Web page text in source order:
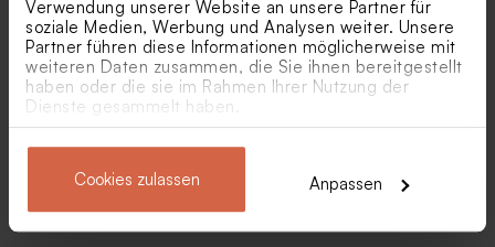
Verwendung unserer Website an unsere Partner für
soziale Medien, Werbung und Analysen weiter. Unsere
Partner führen diese Informationen möglicherweise mit
weiteren Daten zusammen, die Sie ihnen bereitgestellt
haben oder die sie im Rahmen Ihrer Nutzung der
Dienste gesammelt haben.
Cookies zulassen Anpassen
Geschenke zur Geburt
Fotogeschenke Weihnachten